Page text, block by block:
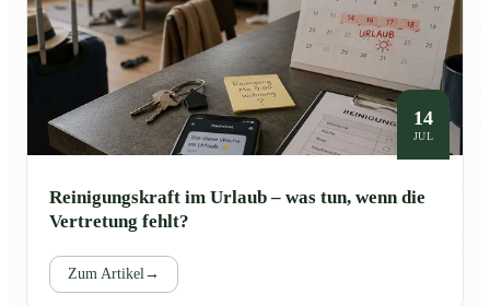
14
JUL
Reinigungskraft im Urlaub – was tun, wenn die
Vertretung fehlt?
Zum Artikel→